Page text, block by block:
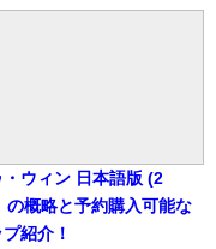
・ウィン 日本語版 (2
の概略と予約購入可能な
紹介！